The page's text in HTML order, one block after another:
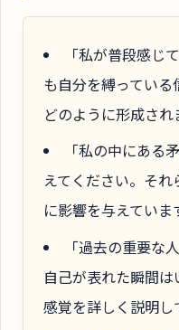
「私が普段感じ
も自分を縛ってい
どのように形成され
「私の中にある
えてください。そ
に影響を与えていま
「過去の重要な
自己が表れた瞬間
感覚を詳しく説明し